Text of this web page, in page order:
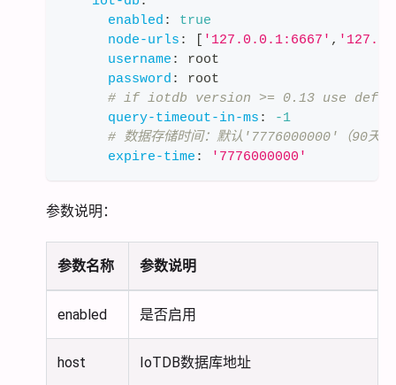
enabled :
true
node-urls : '127.0.0.1:6667' ,
username :
root
password :
root
# if iotdb version >= 0.13 use
query-timeout-in-ms :
-1
# 数据存储时间：默认'7776000000'（90天,
expire-time : '7776000000'
参数说明：
参数名称 参数说明
enabled 是否启用
host IoTDB数据库地址